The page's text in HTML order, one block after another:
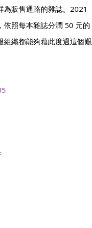
為販售通路的雜誌。2021
依照每本雜誌分潤 50 元的
織都能夠藉此度過這個艱